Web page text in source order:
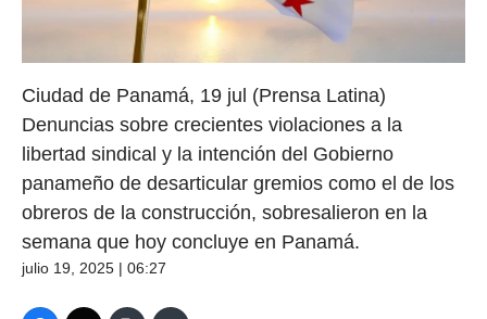
Ciudad de Panamá, 19 jul (Prensa Latina)
Denuncias sobre crecientes violaciones a la
libertad sindical y la intención del Gobierno
panameño de desarticular gremios como el de los
obreros de la construcción, sobresalieron en la
semana que hoy concluye en Panamá.
julio 19, 2025 | 06:27